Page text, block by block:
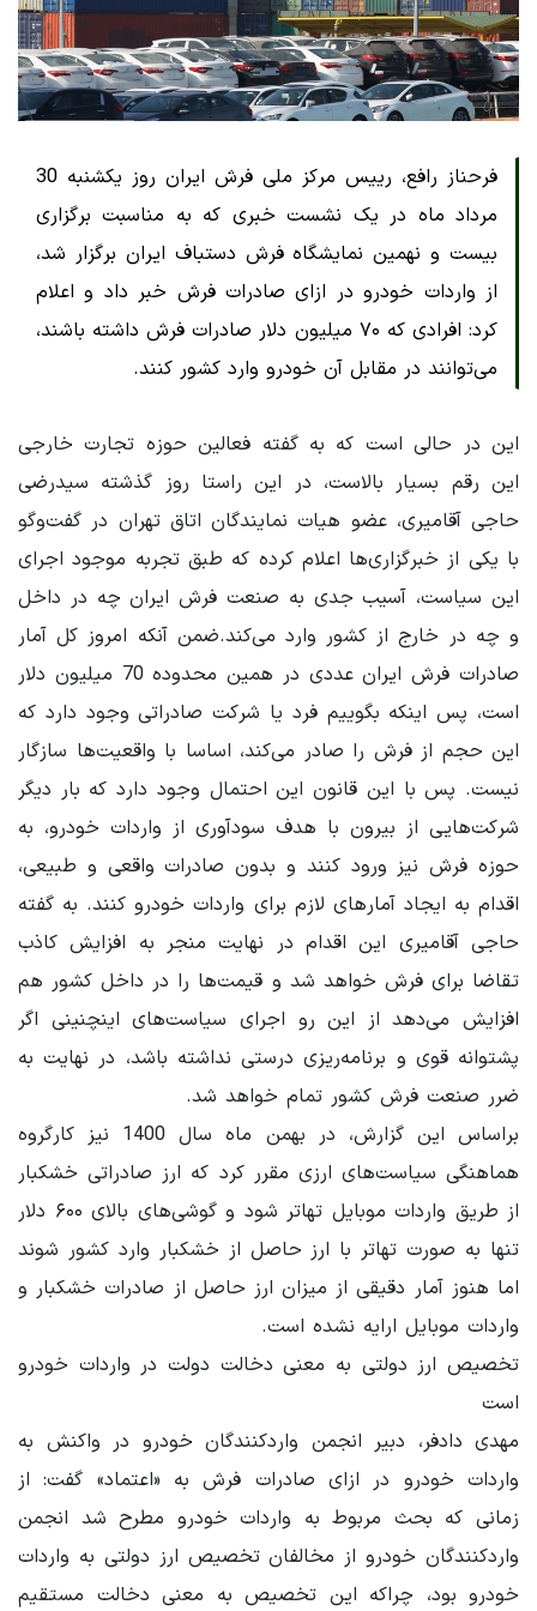
فرحناز رافع، رییس مرکز ملی فرش ایران روز یکشنبه 30
مرداد ماه در یک نشست خبری که به مناسبت برگزاری
بیست و نهمین نمایشگاه فرش دستباف ایران برگزار شد،
از واردات خودرو در ازای صادرات فرش خبر داد و اعلام
کرد: افرادی که ۷۰ میلیون دلار صادرات فرش داشته باشند،
می‌توانند در مقابل آن خودرو وارد کشور کنند.
این در حالی است که به گفته فعالین حوزه تجارت خارجی
این رقم بسیار بالاست، در این راستا روز گذشته سیدرضی
حاجی آقامیری، عضو هیات نمایندگان اتاق تهران در گفت‌وگو
با یکی از خبرگزاری‌ها اعلام کرده که طبق تجربه موجود اجرای
این سیاست، آسیب جدی به صنعت فرش ایران چه در داخل
و چه در خارج از کشور وارد می‌کند.ضمن آنکه امروز کل آمار
صادرات فرش ایران عددی در همین محدوده 70 میلیون دلار
است، پس اینکه بگوییم فرد یا شرکت صادراتی وجود دارد که
این حجم از فرش را صادر می‌کند، اساسا با واقعیت‌ها سازگار
نیست. پس با این قانون این احتمال وجود دارد که بار دیگر
شرکت‌هایی از بیرون با هدف سودآوری از واردات خودرو، به
حوزه فرش نیز ورود کنند و بدون صادرات واقعی و طبیعی،
اقدام به ایجاد آمارهای لازم برای واردات خودرو کنند. به گفته
حاجی آقامیری این اقدام در نهایت منجر به افزایش کاذب
تقاضا برای فرش خواهد شد و قیمت‌ها را در داخل کشور هم
افزایش می‌دهد از این رو اجرای سیاست‌های اینچنینی اگر
پشتوانه قوی و برنامه‌ریزی درستی نداشته باشد، در نهایت به
ضرر صنعت فرش کشور تمام خواهد شد.
براساس این گزارش، در بهمن ماه سال 1400 نیز کارگروه
هماهنگی سیاست‌های ارزی مقرر کرد که ارز صادراتی خشکبار
از طریق واردات موبایل تهاتر شود و گوشی‌های بالای ۶۰۰ دلار
تنها به صورت تهاتر با ارز حاصل از خشکبار وارد کشور شوند
اما هنوز آمار دقیقی از میزان ارز حاصل از صادرات خشکبار و
واردات موبایل ارایه نشده است.
تخصیص ارز دولتی به معنی دخالت دولت در واردات خودرو
است
مهدی دادفر، دبیر انجمن واردکنندگان خودرو در واکنش به
واردات خودرو در ازای صادرات فرش به «اعتماد» گفت: از
زمانی که بحث مربوط به واردات خودرو مطرح شد انجمن
واردکنندگان خودرو از مخالفان تخصیص ارز دولتی به واردات
خودرو بود، چراکه این تخصیص به معنی دخالت مستقیم